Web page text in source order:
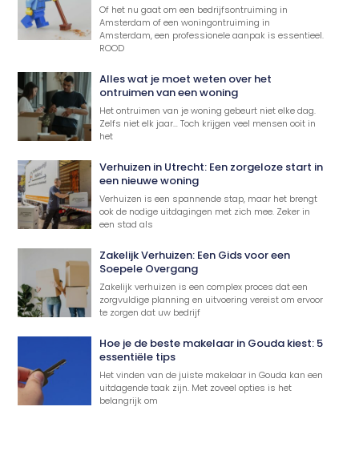
Of het nu gaat om een bedrijfsontruiming in
Amsterdam of een woningontruiming in
Amsterdam, een professionele aanpak is essentieel.
ROOD
Alles wat je moet weten over het
ontruimen van een woning
Het ontruimen van je woning gebeurt niet elke dag.
Zelfs niet elk jaar… Toch krijgen veel mensen ooit in
het
Verhuizen in Utrecht: Een zorgeloze start in
een nieuwe woning
Verhuizen is een spannende stap, maar het brengt
ook de nodige uitdagingen met zich mee. Zeker in
een stad als
Zakelijk Verhuizen: Een Gids voor een
Soepele Overgang
Zakelijk verhuizen is een complex proces dat een
zorgvuldige planning en uitvoering vereist om ervoor
te zorgen dat uw bedrijf
Hoe je de beste makelaar in Gouda kiest: 5
essentiële tips
Het vinden van de juiste makelaar in Gouda kan een
uitdagende taak zijn. Met zoveel opties is het
belangrijk om